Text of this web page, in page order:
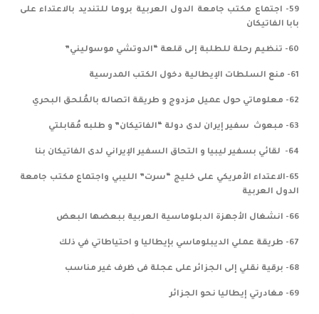
59- اجتماع مكتب جامعة الدول العربية بروما للتنديد بالاعتداء على
بابا الفاتيكان
60- تنظيم رحلة للطلبة إلى قلعة “الدوتشي موسوليني”
61- منع السلطات الإيطالية دخول الكتب المدرسية
62- معلوماتي حول عميل مزدوج و طريقة اتصاله بالمُلحق البحري
63- مبعوث سفير إيران لدى دولة “الفاتيكان” و طلبه مُقابلتي
64- لقائي بسفير ليبيا و التحاق السفير الإيراني لدى الفاتيكان بنا
65-الاعتداء الأمريكي على خليج “سرت” الليبي واجتماع مكتب جامعة
الدول العربية
66- انشغال الأجهزة الدبلوماسية العربية ببعضها البعض
67- طريقة عملي الديبلوماسي بإيطاليا و احتياطاتي في ذلك
68- برقية نقلي إلى الجزائر على عجلة فى ظرف غير مناسب
69- مغادرتي إيطاليا نحو الجزائر